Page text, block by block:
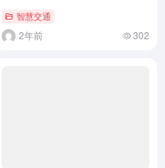
智慧交通
2年前 302